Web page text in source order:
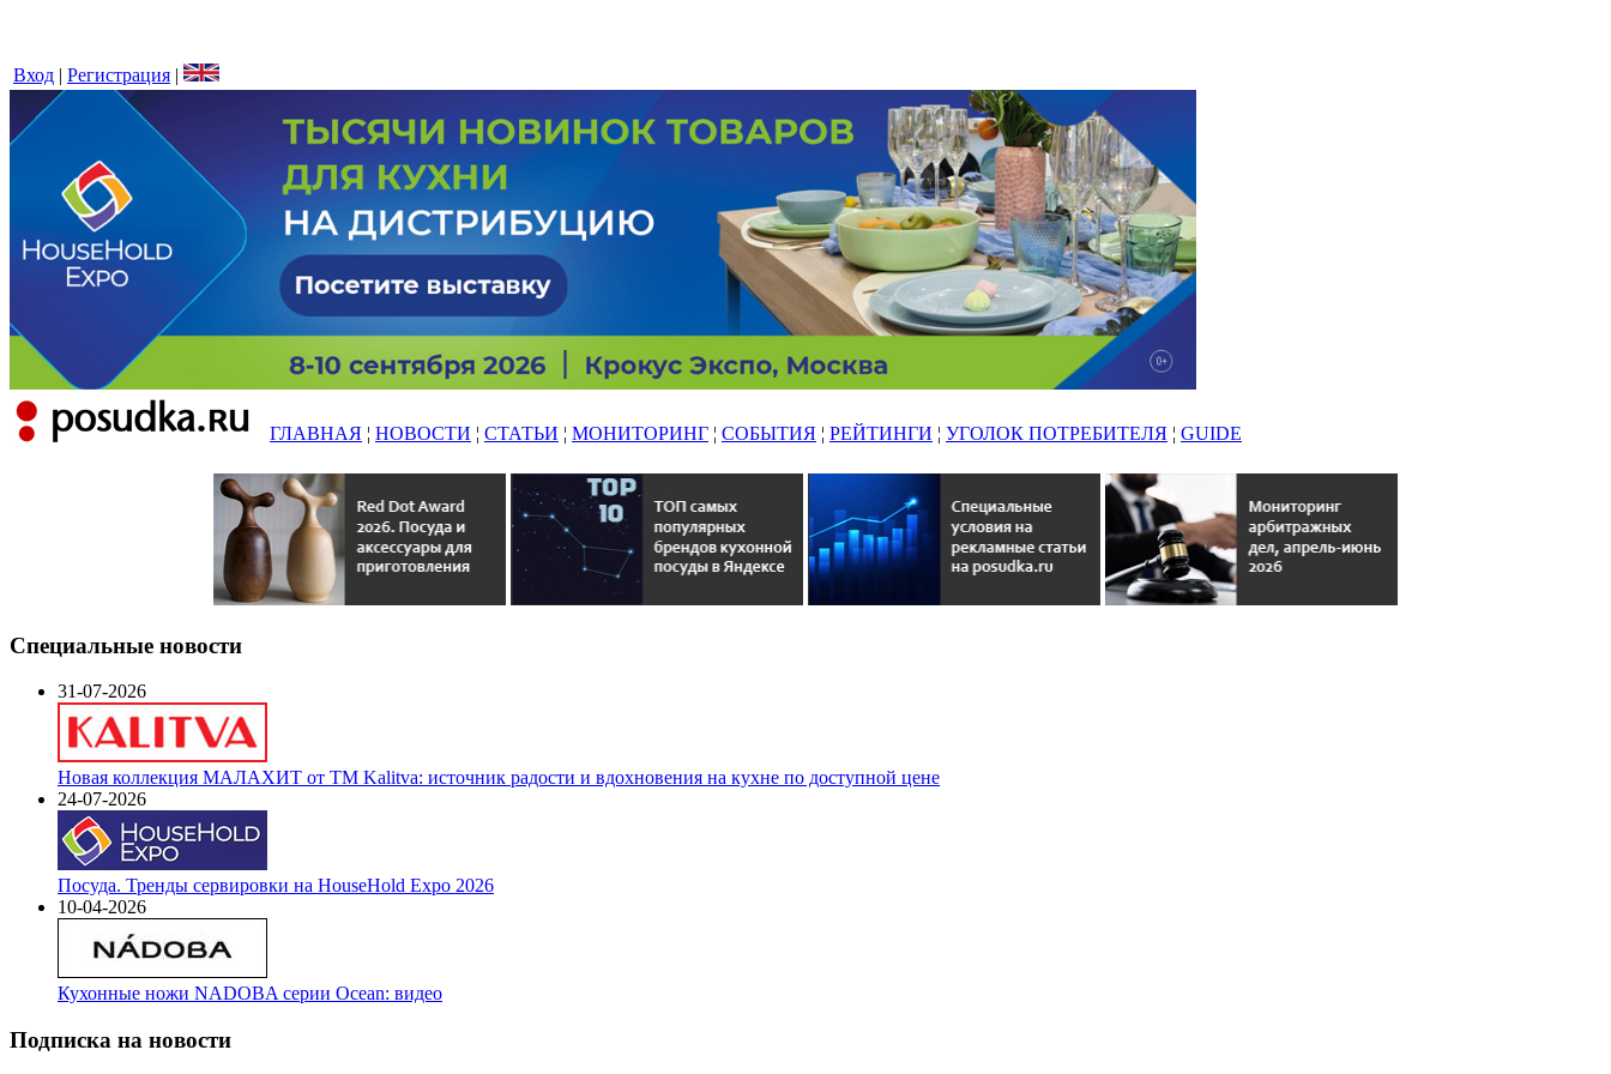
Вход | Регистрация |
ГЛАВНАЯ ¦ НОВОСТИ ¦ СТАТЬИ ¦ МОНИТОРИНГ ¦ СОБЫТИЯ ¦ РЕЙТИНГИ ¦ УГОЛОК ПОТРЕБИТЕЛЯ ¦ GUIDE
Специальные новости
31-07-2026
Новая коллекция МАЛАХИТ от ТМ Kalitva: источник радости и вдохновения на кухне по доступной цене
24-07-2026
Посуда. Тренды сервировки на HouseHold Expo 2026
10-04-2026
Кухонные ножи NADOBA серии Ocean: видео
Подписка на новости